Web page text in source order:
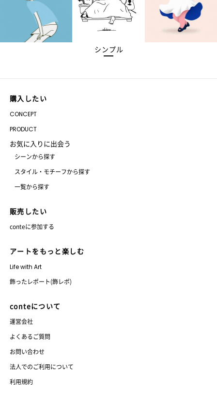
シンプル
購入したい
CONCEPT
PRODUCT
お気に入りに出会う
シーンから探す
スタイル・モチーフから探す
一覧から探す
販売したい
conteに参加する
アートをもっと楽しむ
Life with Art
飾ったレポート(飾レポ)
conteについて
運営会社
よくあるご質問
お問い合わせ
法人でのご利用について
利用規約